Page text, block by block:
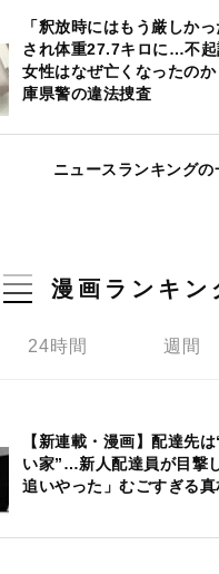
「釈放時にはもう厳しか
され体重27.7キロに…不
女性はなぜ亡くなったの
庫県警の違法捜査
ニュースランキングの
漫画ランキン
24時間 週間
【新連載・漫画】配達先
い家”…新人配達員が目撃
追いやった」むごすぎる真